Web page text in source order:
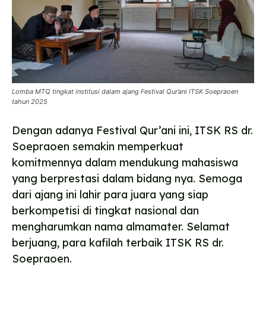
Lomba MTQ tingkat institusi dalam ajang Festival Qur’ani ITSK Soepraoen
tahun 2025
Dengan adanya Festival Qur’ani ini, ITSK RS dr.
Soepraoen semakin memperkuat
komitmennya dalam mendukung mahasiswa
yang berprestasi dalam bidang nya. Semoga
dari ajang ini lahir para juara yang siap
berkompetisi di tingkat nasional dan
mengharumkan nama almamater. Selamat
berjuang, para kafilah terbaik ITSK RS dr.
Soepraoen.